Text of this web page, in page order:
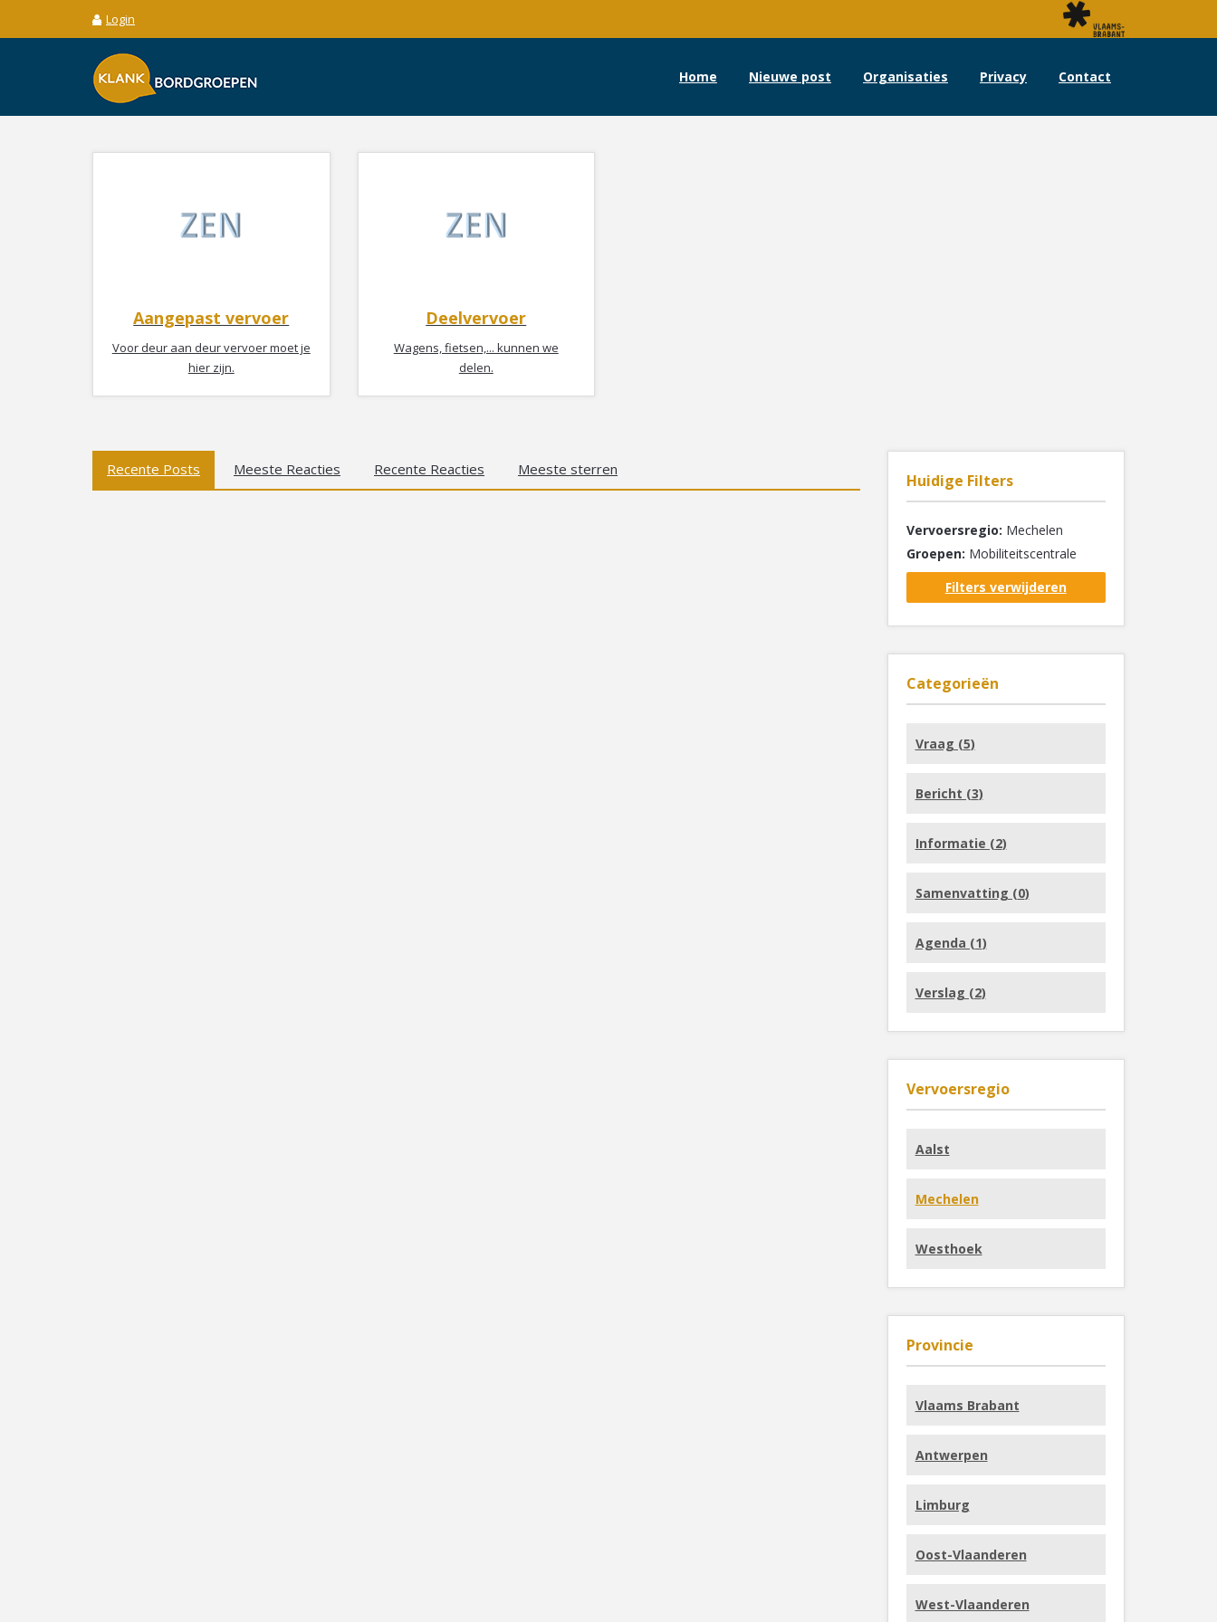
Login
Home Nieuwe post Organisaties Privacy Contact
Aangepast vervoer
Voor deur aan deur vervoer moet je
hier zijn.
Deelvervoer
Wagens, fietsen,... kunnen we
delen.
Recente Posts Meeste Reacties Recente Reacties Meeste sterren
Huidige Filters
Vervoersregio: Mechelen
Groepen: Mobiliteitscentrale
Filters verwijderen
Categorieën
Vraag (5)
Bericht (3)
Informatie (2)
Samenvatting (0)
Agenda (1)
Verslag (2)
Vervoersregio
Aalst
Mechelen
Westhoek
Provincie
Vlaams Brabant
Antwerpen
Limburg
Oost-Vlaanderen
West-Vlaanderen